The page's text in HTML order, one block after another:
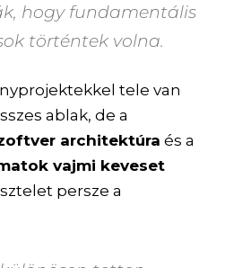
hogy fundamentális
történtek volna.
tele van
ablak, de a
architektúra és a
vajmi keveset
persze a